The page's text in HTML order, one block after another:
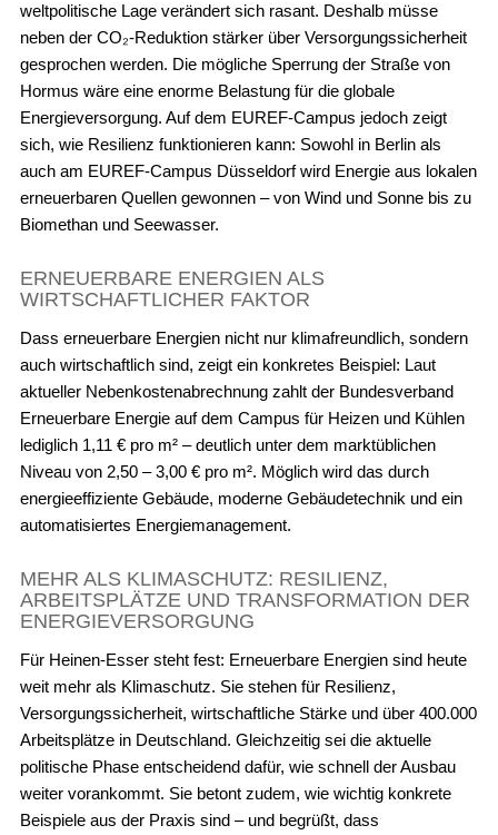
weltpolitische Lage verändert sich rasant. Deshalb müsse
neben der CO₂-Reduktion stärker über Versorgungssicherheit
gesprochen werden. Die mögliche Sperrung der Straße von
Hormus wäre eine enorme Belastung für die globale
Energieversorgung. Auf dem EUREF-Campus jedoch zeigt
sich, wie Resilienz funktionieren kann: Sowohl in Berlin als
auch am EUREF-Campus Düsseldorf wird Energie aus lokalen
erneuerbaren Quellen gewonnen – von Wind und Sonne bis zu
Biomethan und Seewasser.
ERNEUERBARE ENERGIEN ALS
WIRTSCHAFTLICHER FAKTOR
Dass erneuerbare Energien nicht nur klimafreundlich, sondern
auch wirtschaftlich sind, zeigt ein konkretes Beispiel: Laut
aktueller Nebenkostenabrechnung zahlt der Bundesverband
Erneuerbare Energie auf dem Campus für Heizen und Kühlen
lediglich 1,11 € pro m² – deutlich unter dem marktüblichen
Niveau von 2,50 – 3,00 € pro m². Möglich wird das durch
energieeffiziente Gebäude, moderne Gebäudetechnik und ein
automatisiertes Energiemanagement.
MEHR ALS KLIMASCHUTZ: RESILIENZ,
ARBEITSPLÄTZE UND TRANSFORMATION DER
ENERGIEVERSORGUNG
Für Heinen-Esser steht fest: Erneuerbare Energien sind heute
weit mehr als Klimaschutz. Sie stehen für Resilienz,
Versorgungssicherheit, wirtschaftliche Stärke und über 400.000
Arbeitsplätze in Deutschland. Gleichzeitig sei die aktuelle
politische Phase entscheidend dafür, wie schnell der Ausbau
weiter vorankommt. Sie betont zudem, wie wichtig konkrete
Beispiele aus der Praxis sind – und begrüßt, dass